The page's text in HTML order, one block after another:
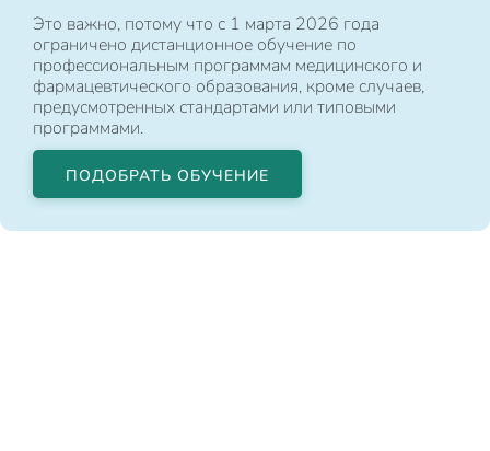
Это важно, потому что с 1 марта 2026 года
ограничено дистанционное обучение по
профессиональным программам медицинского и
фармацевтического образования, кроме случаев,
предусмотренных стандартами или типовыми
программами.
ПОДОБРАТЬ ОБУЧЕНИЕ